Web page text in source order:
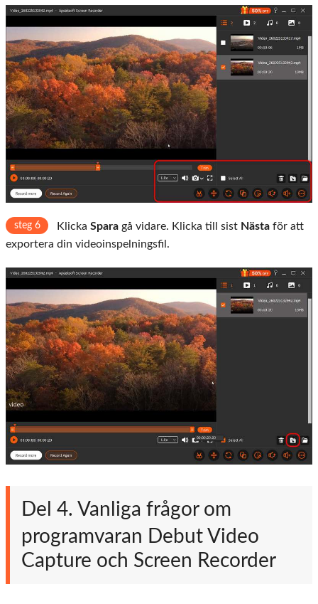
steg 6 Klicka Spara gå vidare. Klicka till sist Nästa för att
exportera din videoinspelningsfil.
Del 4. Vanliga frågor om
programvaran Debut Video
Capture och Screen Recorder